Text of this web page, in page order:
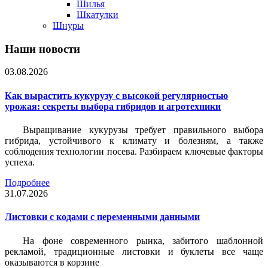
Шилья
Шкатулки
Шнуры
Наши новости
03.08.2026
Как вырастить кукурузу с высокой регулярностью
урожая: секреты выбора гибридов и агротехники
Выращивание кукурузы требует правильного выбора
гибрида, устойчивого к климату и болезням, а также
соблюдения технологии посева. Разбираем ключевые факторы
успеха.
Подробнее
31.07.2026
Листовки c кодами с переменными данными
На фоне современного рынка, забитого шаблонной
рекламой, традиционные листовки и буклеты все чаще
оказываются в корзине